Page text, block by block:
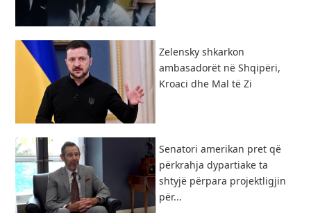
Zelensky shkarkon
ambasadorët në Shqipëri,
Kroaci dhe Mal të Zi
Senatori amerikan pret që
përkrahja dypartiake ta
shtyjë përpara projektligjin
për...